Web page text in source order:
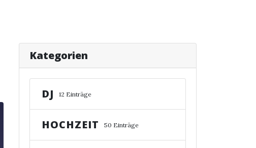
Kategorien
DJ 12 Einträge
HOCHZEIT 50 Einträge